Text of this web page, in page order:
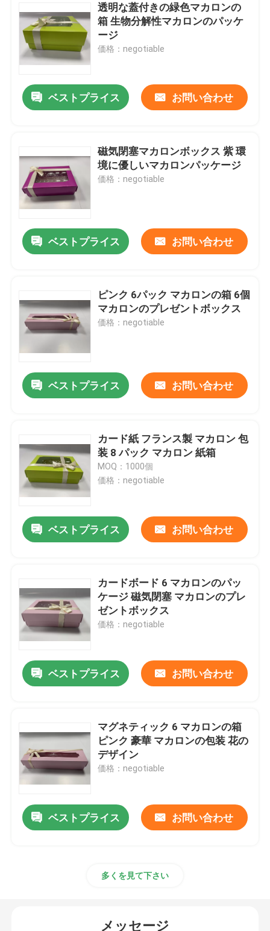
透明な蓋付きの緑色マカロンの
箱 生物分解性マカロンのパッケ
ージ
価格：negotiable
ベストプライス お問い合わせ
磁気閉塞マカロンボックス 紫 環
境に優しいマカロンパッケージ
価格：negotiable
ベストプライス お問い合わせ
ピンク 6パック マカロンの箱 6個
マカロンのプレゼントボックス
価格：negotiable
ベストプライス お問い合わせ
カード紙 フランス製 マカロン 包
装 8 パック マカロン 紙箱
MOQ：1000個
価格：negotiable
ベストプライス お問い合わせ
カードボード 6 マカロンのパッ
ケージ 磁気閉塞 マカロンのプレ
ゼントボックス
価格：negotiable
ベストプライス お問い合わせ
マグネティック 6 マカロンの箱
ピンク 豪華 マカロンの包装 花の
デザイン
価格：negotiable
ベストプライス お問い合わせ
多くを見て下さい
メッセージ